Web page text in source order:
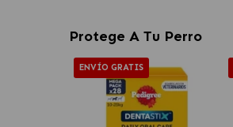
Protege A Tu Perro
ENVÍO GRATIS